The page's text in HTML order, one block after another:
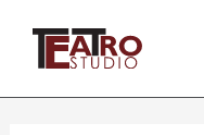
por: